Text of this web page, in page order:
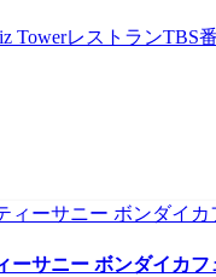
TowerレストランTBS
サニー ボンダイカフ